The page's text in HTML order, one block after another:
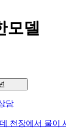
모델
담
천장에서 물이